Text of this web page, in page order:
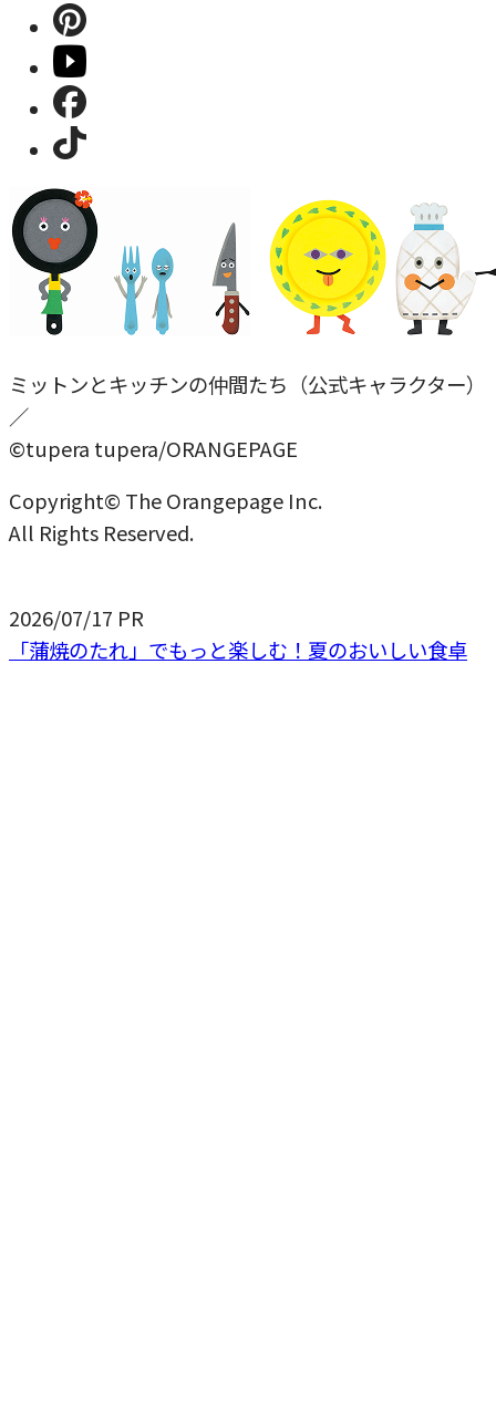
ミットンとキッチンの仲間たち（公式キャラクター）
／
©tupera tupera/ORANGEPAGE
Copyright© The Orangepage Inc.
All Rights Reserved.
2026/07/17 PR
「蒲焼のたれ」でもっと楽しむ！夏のおいしい食卓